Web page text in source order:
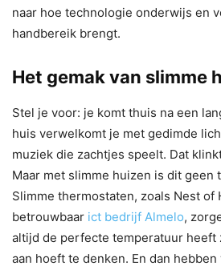
naar hoe technologie onderwijs en
handbereik brengt.
Het gemak van slimme
Stel je voor: je komt thuis na een
huis verwelkomt je met gedimde
muziek die zachtjes speelt. Dat
Maar met slimme huizen is dit geen
Slimme thermostaten, zoals Nest of
betrouwbaar ict bedrijf Almelo,
altijd de perfecte temperatuur heeft
aan hoeft te denken. En dan